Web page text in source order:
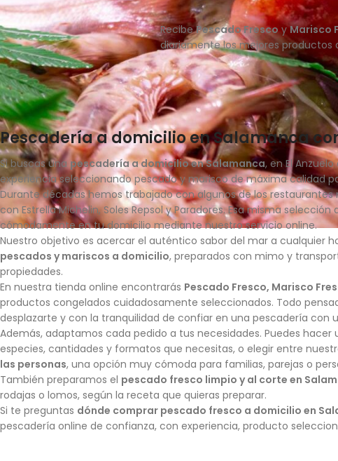
RecibePescado FrescoyMarisco
diariamente los mejores productos
Pescadería a domicilio en Salamanca
Si buscas una pescadería a domicilio en Salamanca, en El
experiencia seleccionando pescado y marisco de máxima calidad
Durante décadas hemos trabajado con algunos de los
con Estrella Michelin, Soles Repsol y Paradores. Esa misma
cómodamente en tu domicilio mediante nuestro servicio online.
Nuestro objetivo es acercar el auténtico sabor del mar a cualquier
pescados y mariscos a domicilio, preparados con mimo y
propiedades.
En nuestra tienda online encontrarás Pescado Fresco, Marisco
productos congelados cuidadosamente seleccionados. Todo
desplazarte y con la tranquilidad de confiar en una pescadería con
Además, adaptamos cada pedido a tus necesidades. Puedes hacer
especies, cantidades y formatos que necesitas, o elegir entre
las personas, una opción muy cómoda para familias, parejas o
También preparamos el pescado fresco limpio y al corte en
rodajas o lomos, según la receta que quieras preparar.
Si te preguntas dónde comprar pescado fresco a domicilio en
pescadería online de confianza, con experiencia, producto